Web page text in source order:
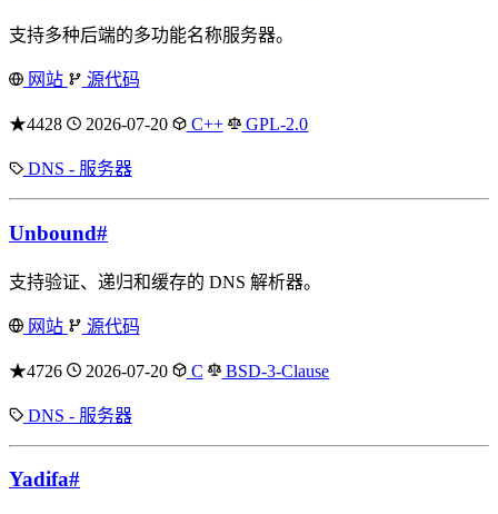
支持多种后端的多功能名称服务器。
网站 源代码
★4428 2026-07-20 C++ GPL-2.0
DNS - 服务器
Unbound#
支持验证、递归和缓存的 DNS 解析器。
网站 源代码
★4726 2026-07-20 C BSD-3-Clause
DNS - 服务器
Yadifa#